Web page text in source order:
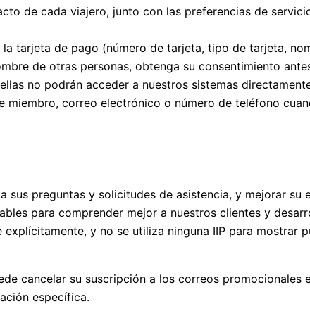
de cada viajero, junto con las preferencias de
tarjeta de pago (número de tarjeta, tipo de tarjeta,
de otras personas, obtenga su consentimiento
no podrán acceder a nuestros sistemas
correo electrónico o número de teléfono
preguntas y solicitudes de asistencia, y mejorar su
para comprender mejor a nuestros clientes y
y no se utiliza ninguna IIP para mostrar
cancelar su suscripción a los correos promocionales
específica.